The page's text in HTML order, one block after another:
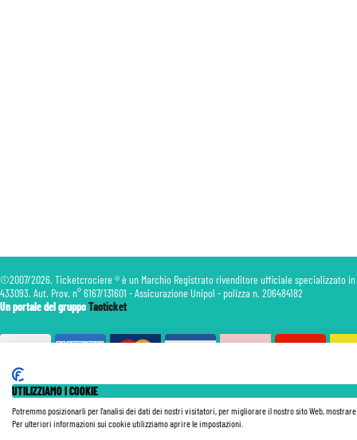
©2007/2026. Ticketcrociere ® è un Marchio Registrato rivenditore ufficiale specializzato in
433093. Aut. Prov. n° 6167/131601 - Assicurazione Unipol - polizza n. 206484182
Un portale del gruppoTaoticket
Le Tariffe pubblicate si intendono per persona (p.p.) con Tasse e Diritti Portuali inclusi. Le quote di Servizio
Tutte le nostre Offerte non sono retroattive.
UTILIZZIAMO I COOKIE
Potremmo posizionarli per l'analisi dei dati dei nostri visitatori, per migliorare il nostro sito Web,
Per ulteriori informazioni sui cookie utilizziamo aprire le impostazioni.